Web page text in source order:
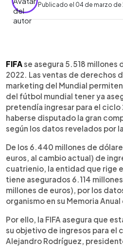
Publicado el 04 de marzo de
Escuchar artículo
FIFAse asegura 5.518 millones
2022. Las ventas de derechos
marketing del Mundial
del fútbol mundial tener ya
pretendía ingresar para el ciclo
haberse disputado la gran
según los datos revelados por
De los 6.440 millones de
euros, al cambio actual) de
cuatrienio, la entidad que rige
tiene asegurados 6.114
millones de euros), por los
organismo en su Memoria Anual
Por ello, la FIFA asegura que
su objetivo de ingresos para el
Alejandro Rodríguez,